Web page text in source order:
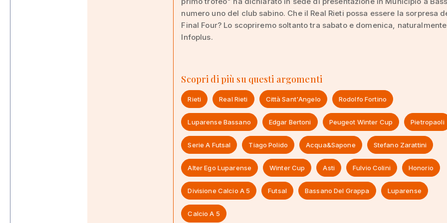
numero uno del club sabino. Che il Real Rieti possa essere la sorpresa
Final Four? Lo scopriremo soltanto tra sabato e domenica,
Infoplus.
Scopri di più su questi argomenti
Rieti Real Rieti Città Sant'Angelo Rodolfo Fortino
Luparense Bassano Edgar Bertoni Peugeot Winter Cup Pietropaoli
Serie A Futsal Tiago Polido Acqua&Sapone Stefano Zarattini
Alter Ego Luparense Winter Cup Asti Fulvio Colini Honorio
Divisione Calcio A 5 Futsal Bassano Del Grappa Luparense
Calcio A 5